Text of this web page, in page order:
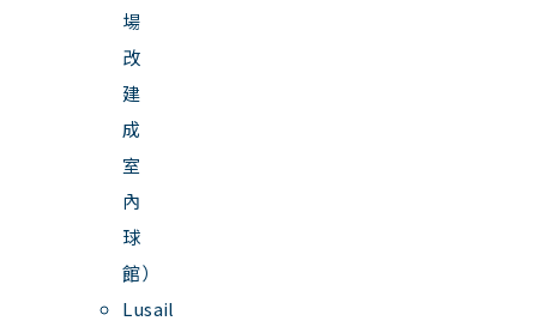
場
改
建
成
室
內
球
館）
Lusail